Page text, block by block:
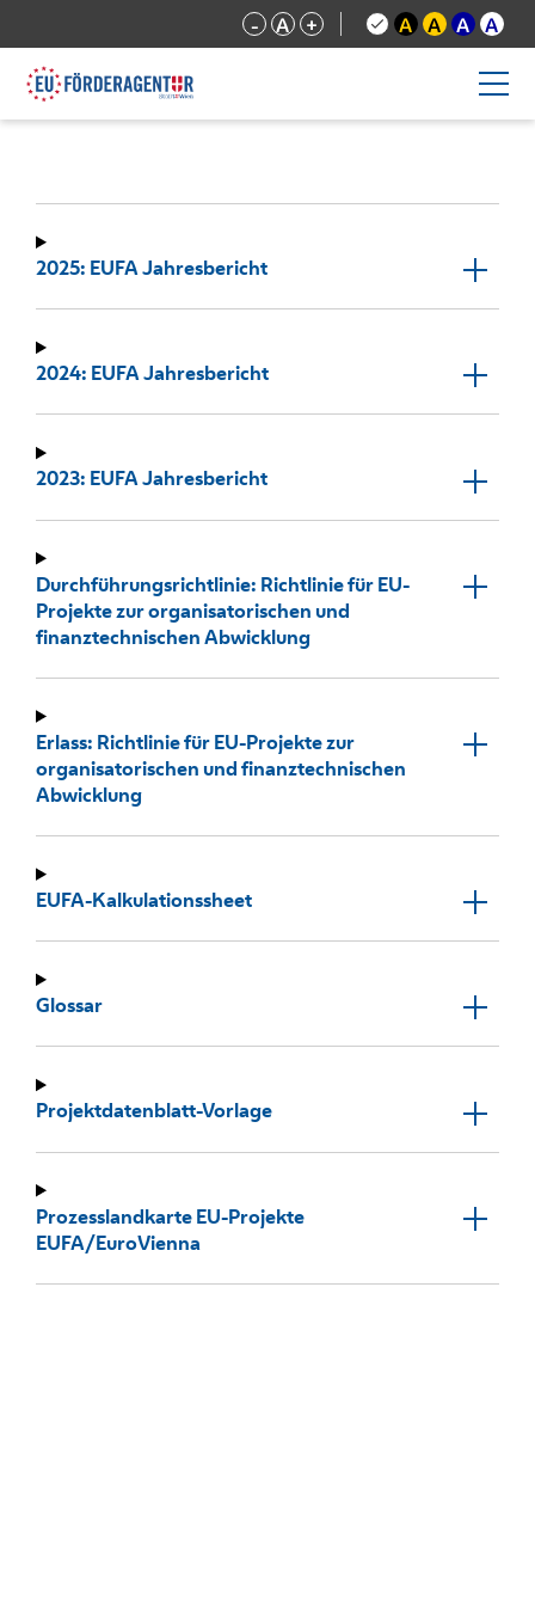
- A + A A A A
2025: EUFA Jahresbericht
2024: EUFA Jahresbericht
2023: EUFA Jahresbericht
Durchführungsrichtlinie: Richtlinie für EU-
Projekte zur organisatorischen und
finanztechnischen Abwicklung
Erlass: Richtlinie für EU-Projekte zur
organisatorischen und finanztechnischen
Abwicklung
EUFA-Kalkulationssheet
Glossar
Projektdatenblatt-Vorlage
Prozesslandkarte EU-Projekte
EUFA/EuroVienna